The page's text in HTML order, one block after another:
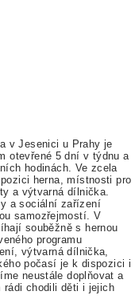
v Jesenici u Prahy je
otevřené 5 dní v týdnu a
hodinách. Ve zcela
herna, místnosti pro
a výtvarná dílnička.
a sociální zařízení
samozřejmostí. V
souběžně s hernou
programu
výtvarná dílnička,
počasí je k dispozici i
neustále doplňovat a
rádi chodili děti i jejich